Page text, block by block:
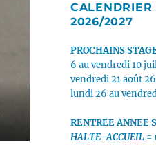
CALENDRIER
2026/2027
PROCHAINS
6 au vendredi 10
vendredi 21 août
lundi 26 au
RENTREE ANNEE
HALTE-ACCUEIL=